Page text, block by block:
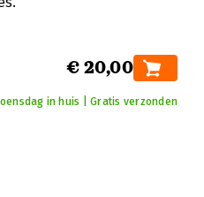
€ 20,00
in huis | Gratis verzonden